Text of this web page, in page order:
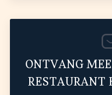
ONTVANG
RESTAURANT